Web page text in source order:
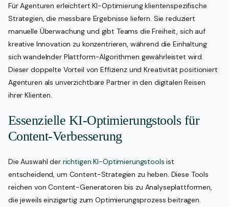
Für Agenturen erleichtert KI-Optimierung klientenspezifische
Strategien, die messbare Ergebnisse liefern. Sie reduziert
manuelle Überwachung und gibt Teams die Freiheit, sich auf
kreative Innovation zu konzentrieren, während die Einhaltung
sich wandelnder Plattform-Algorithmen gewährleistet wird.
Dieser doppelte Vorteil von Effizienz und Kreativität positioniert
Agenturen als unverzichtbare Partner in den digitalen Reisen
ihrer Klienten.
Essenzielle KI-Optimierungstools für
Content-Verbesserung
Die Auswahl der richtigen KI-Optimierungstools ist
entscheidend, um Content-Strategien zu heben. Diese Tools
reichen von Content-Generatoren bis zu Analyseplattformen,
die jeweils einzigartig zum Optimierungsprozess beitragen.